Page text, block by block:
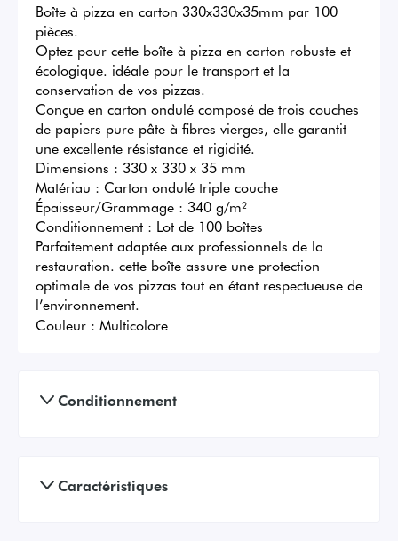
Boîte à pizza en carton 330x330x35mm par 100
pièces.
Optez pour cette boîte à pizza en carton robuste et
écologique. idéale pour le transport et la
conservation de vos pizzas.
Conçue en carton ondulé composé de trois couches
de papiers pure pâte à fibres vierges, elle garantit
une excellente résistance et rigidité.
Dimensions : 330 x 330 x 35 mm
Matériau : Carton ondulé triple couche
Épaisseur/Grammage : 340 g/m²
Conditionnement : Lot de 100 boîtes
Parfaitement adaptée aux professionnels de la
restauration. cette boîte assure une protection
optimale de vos pizzas tout en étant respectueuse de
l’environnement.
Couleur : Multicolore
Conditionnement
Caractéristiques